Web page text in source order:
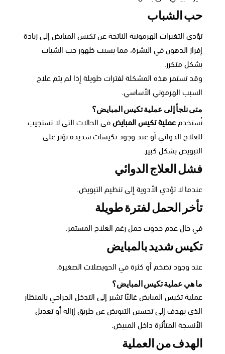
حب الشباب
تؤدي التغيرات الهرمونية الناتجة عن تكيس المبايض إلى زيادة
إفراز الدهون في البشرة، مما يسبب ظهور حب الشباب
بشكل متكرر.
وقد تستمر هذه المشكلة لفترات طويلة إذا لم يتم علاج
السبب الهرموني الأساسي.
متى نلجأ إلى عملية تكيس المبايض؟
تُستخدمعملية تكيس المبايضفي الحالات التي لا تستجيب
للعلاج الدوائي أو عند وجود تكيسات شديدة تؤثر على
التبويض بشكل كبير.
فشل العلاج الدوائي
عندما لا تؤدي الأدوية إلى تنظيم التبويض.
تأخر الحمل لفترة طويلة
في حال عدم حدوث حمل رغم العلاج المستمر.
تكيس شديد بالمبايض
عند وجود تضخم أو كثرة في الحويصلات الصغيرة.
ما هي عملية تكيس المبايض؟
عملية تكيس المبايض غالبًا تشير إلى التدخل الجراحي بالمنظار
الذي يهدف إلى تحسين التبويض عن طريق إزالة أو تعديل
الأنسجة المتأثرة داخل المبيض.
الهدف من العملية